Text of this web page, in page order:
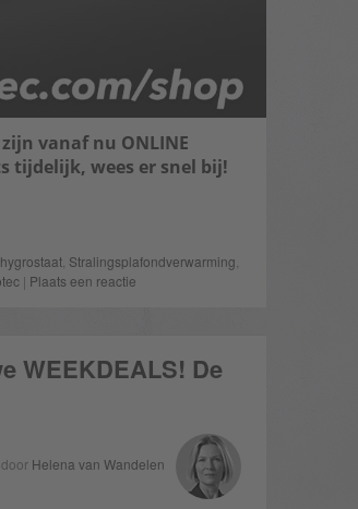
zijn vanaf nu ONLINE
tijdelijk, wees er snel bij!
, Stralingsplafondverwarming
| Plaats een reactie
WEEKDEALS! De
Helena van Wandelen